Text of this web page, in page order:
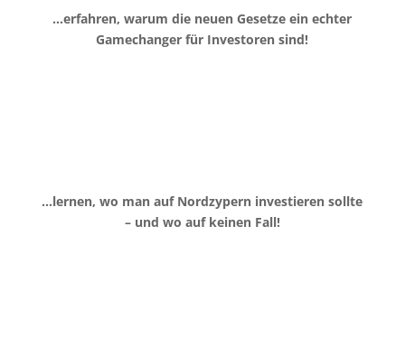
…erfahren, warum die neuen Gesetze ein echter
Gamechanger für Investoren sind!
…lernen, wo man auf Nordzypern investieren sollte
– und wo auf keinen Fall!